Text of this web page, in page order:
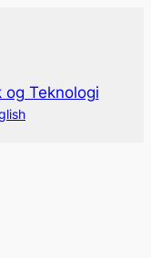
og Teknologi